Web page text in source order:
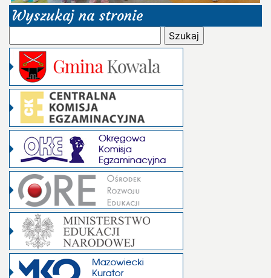
Wyszukaj na stronie